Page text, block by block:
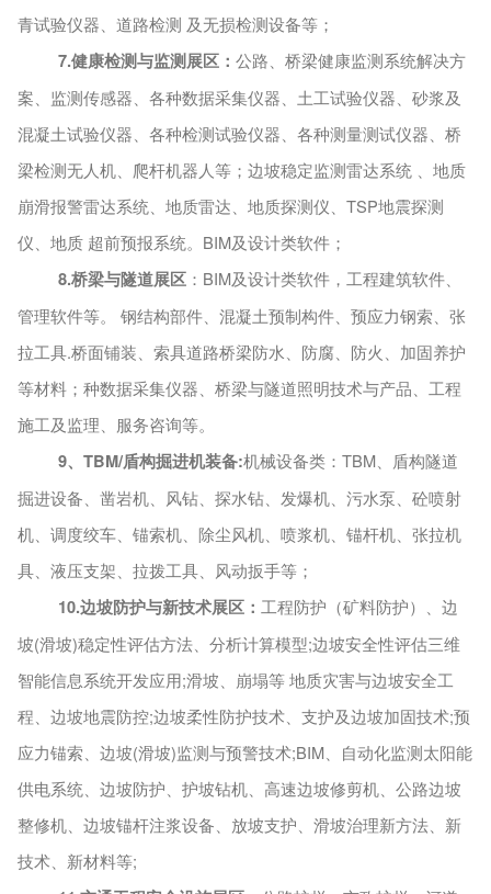
青试验仪器、 道路检测 及无损检测设备等；
7.健康检测与监测展区：公路、桥梁健康监测系统解决方
案、监测传感器、各种数据采集仪器、土工试验仪器、砂浆及
混凝土试验仪器、 各种检测试验仪器、各种测量测试仪器、桥
梁检测无人机、爬杆机器人等；边坡稳定监测雷达系统
、地质
崩滑报警雷达系统、地质雷达、地质探测仪、 TSP地震探测
仪、地质 超前预报系统。 BIM及设计类软件；
8.桥梁与隧道展区 ： BIM及设计类软件，工程建筑软件、
管理软件等。 钢结构部件、混凝土预制构件、预应力钢索、张
拉工具.桥面铺装、索具道路桥梁防水、防腐、防火、加固养护
等材料；种数据采集仪器、桥梁与隧道照明技术与产品、工程
施工及监理、服务咨询等。
9、TBM/盾构掘进机装备:机械设备类：TBM、盾构隧道
掘进设备、凿岩机、风钻、探水钻、发爆机、污水泵、砼喷射
机、调度绞车、锚索机、除尘风机、喷浆机、锚杆机、张拉机
具、液压支架、拉拨工具、风动扳手等；
10.边坡防护与新技术展区：工程防护（矿料防护）、边
坡(滑坡)稳定性评估方法、分析计算模型;边坡安全性评估三维
智能信息系统开发应用;滑坡、崩塌等 地质灾害与边坡安全工
程、边坡地震防控;边坡柔性防护技术、支护及边坡加固技术;预
应力锚索、边坡(滑坡)监测与预警技术;BIM、自动化监测太阳能
供电系统、边坡防护、护坡钻机、高速边坡修剪机、公路边坡
整修机、边坡锚杆注浆设备、放坡支护、滑坡治理新方法、新
技术、新材料等;